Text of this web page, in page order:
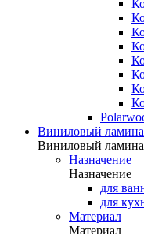
Виниловый
Виниловый
Назначение
Назначение
для
для
Материал
Материал